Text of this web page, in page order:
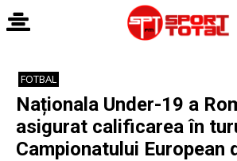
FOTBAL
Naționala Under-19 a
asigurat calificarea în
Campionatului European